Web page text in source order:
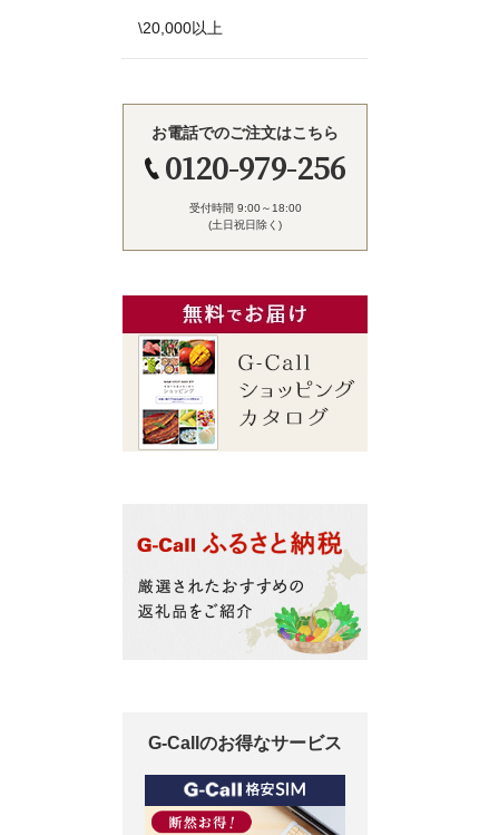
\20,000以上
お電話でのご注文はこちら
0120-979-256
受付時間 9:00～18:00
(土日祝日除く)
G-Callのお得なサービス